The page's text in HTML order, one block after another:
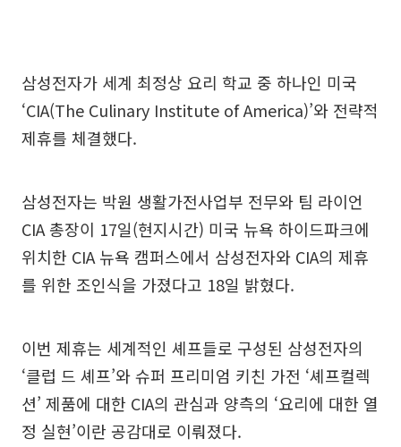
삼성전자가 세계 최정상 요리 학교 중 하나인 미국
‘CIA(The Culinary Institute of America)’와 전략적
제휴를 체결했다.
삼성전자는 박원 생활가전사업부 전무와 팀 라이언
CIA 총장이 17일(현지시간) 미국 뉴욕 하이드파크에
위치한 CIA 뉴욕 캠퍼스에서 삼성전자와 CIA의 제휴
를 위한 조인식을 가졌다고 18일 밝혔다.
이번 제휴는 세계적인 셰프들로 구성된 삼성전자의
‘클럽 드 셰프’와 슈퍼 프리미엄 키친 가전 ‘셰프컬렉
션’ 제품에 대한 CIA의 관심과 양측의 ‘요리에 대한 열
정 실현’이란 공감대로 이뤄졌다.